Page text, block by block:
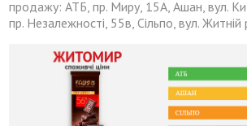
продажу: АТБ, пр. Миру, 15А, Ашан, вул.
пр. Незалежності, 55в, Сільпо, вул. Житній